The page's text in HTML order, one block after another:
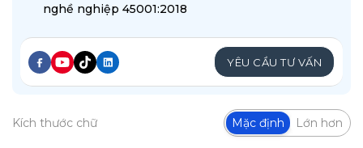
nghề nghiệp 45001:2018
YÊU CẦU TƯ VẤN
Kích thước chữ Mặc định Lớn hơn